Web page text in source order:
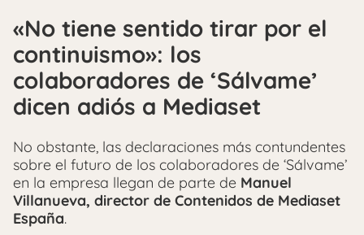
«No tiene sentido tirar por el
continuismo»: los
colaboradores de ‘Sálvame’
dicen adiós a Mediaset
No obstante, las declaraciones más contundentes
sobre el futuro de los colaboradores de ‘Sálvame’
en la empresa llegan de parte de Manuel
Villanueva, director de Contenidos de Mediaset
España.